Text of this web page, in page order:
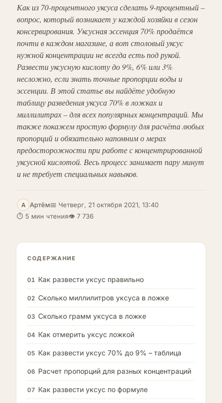
Как из 70-процентного уксуса сделать 9-процентный –
вопрос, который возникает у каждой хозяйки в сезон
консервирования. Уксусная эссенция 70% продаётся
почти в каждом магазине, а вот столовый уксус
нужной концентрации не всегда есть под рукой.
Развести уксусную кислоту до 9%, 6% или 3%
несложно, если знать точные пропорции воды и
эссенции. В этой статье вы найдёте удобную
таблицу разведения уксуса 70% в ложках и
миллилитрах – для всех популярных концентраций. Мы
также покажем простую формулу для расчёта любых
пропорций и обязательно напомним о мерах
предосторожности при работе с концентрированной
уксусной кислотой. Весь процесс занимает пару минут
и не требует специальных навыков.
А Артём📅 Четверг, 21 октября 2021, 13:40
⏱ 5 мин чтения👁 7 736
СОДЕРЖАНИЕ
01 Как развести уксус правильно
02 Сколько миллилитров уксуса в ложке
03 Сколько грамм уксуса в ложке
04 Как отмерить уксус ложкой
05 Как развести уксус 70% до 9% – таблица
06 Расчет пропорций для разных концентраций
07 Как развести уксус по формуле